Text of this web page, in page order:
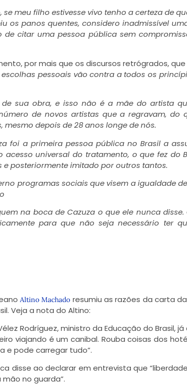
se meu filho estivesse vivo tenho a certeza de
os panos quentes, considero inadmissível
citar uma pessoa pública sem
por mais que os discursos retrógrados,
pessoais vão contra a todos os
sua obra, e isso não é a mãe do artista
de novos artistas que a regravam, do
depois de 28 anos longe de nós.
foi a primeira pessoa pública no Brasil a
universal do tratamento, o que fez do
posteriormente imitado por outros tantos.
programas sociais que visem a igualdade
na boca de Cazuza o que ele nunca disse.
para que não seja necessário ter
Altino Machado resumiu as razões da carta
Veja a nota do Altino:
Rodríguez, ministro da Educação do Brasil,
viajando é um canibal. Rouba coisas dos
e pode carregar tudo”.
disse ao declarar em entrevista que
no guarda”.